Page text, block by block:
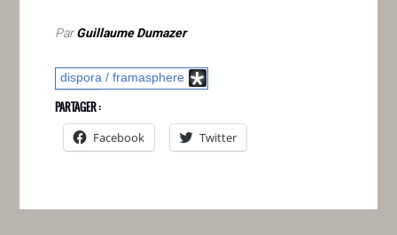
ParGuillaume Dumazer
dispora / framasphere
PARTAGER :
Facebook
Twitter